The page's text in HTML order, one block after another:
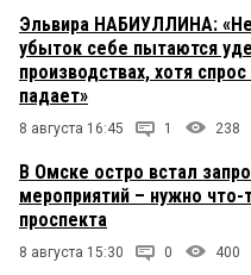
Эльвира НАБИУЛЛИНА:
убыток себе пытаются
производствах, хотя
падает»
8 августа 16:45 1 238
В Омске остро встал
мероприятий – нужно
проспекта
8 августа 15:30 0 400